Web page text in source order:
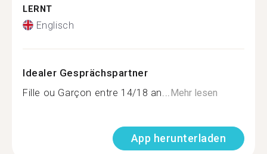
LERNT
Englisch
Idealer Gesprächspartner
Fille ou Garçon entre 14/18 an... Mehr lesen
App herunterladen